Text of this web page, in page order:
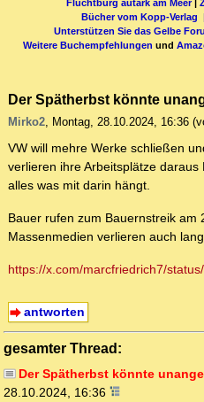
Fluchtburg autark am Meer|
Bücher vom Kopp-Verlag
Unterstützen Sie das Gelbe
Weitere Buchempfehlungen und
Der Spätherbst könnte
Mirko2, Montag, 28.10.2024, 16:36
VW will mehre Werke schließen
verlieren ihre Arbeitsplätze
alles was mit darin hängt.
Bauer rufen zum Bauernstreik am
Massenmedien verlieren auch
https://x.com/marcfriedrich7/
antworten
gesamter Thread:
Der Spätherbst könnte
28.10.2024, 16:36